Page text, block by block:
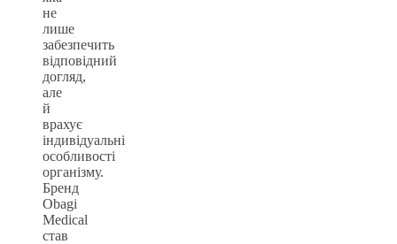
не
лише
забезпечить
відповідний
догляд,
але
й
врахує
індивідуальні
особливості
організму.
Бренд
Obagi
Medical
став